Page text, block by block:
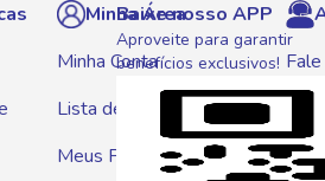
Minha Área
Minha Conta
Lista de Compras
Meus Pedidos
Baixe nosso APP
Aproveite para garantir
benefícios exclusivos!